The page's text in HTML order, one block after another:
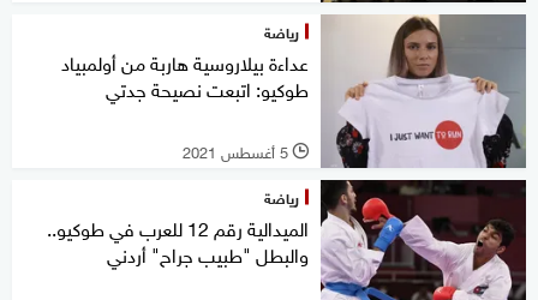
رياضة
عداءة بيلاروسية هاربة من أولمبياد
طوكيو: اتبعت نصيحة جدتي
l 5 أغسطس 2021
رياضة
الميدالية رقم 12 للعرب في طوكيو..
والبطل "طبيب جراح" أردني